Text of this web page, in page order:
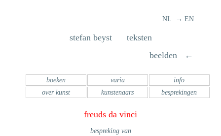
NL → EN
stefan beyst teksten
beelden ←
info
varia
boeken
besprekingen
kunstenaars
over kunst
freuds da vinci
bespreking van